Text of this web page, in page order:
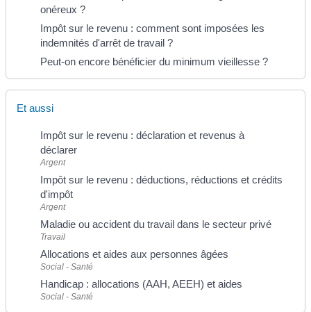
onéreux ?
Impôt sur le revenu : comment sont imposées les
indemnités d'arrêt de travail ?
Peut-on encore bénéficier du minimum vieillesse ?
Et aussi
Impôt sur le revenu : déclaration et revenus à
déclarer
Argent
Impôt sur le revenu : déductions, réductions et crédits
d'impôt
Argent
Maladie ou accident du travail dans le secteur privé
Travail
Allocations et aides aux personnes âgées
Social - Santé
Handicap : allocations (AAH, AEEH) et aides
Social - Santé